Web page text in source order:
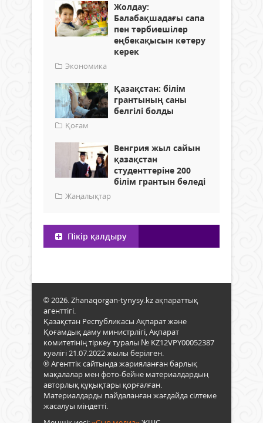
Жолдау:
Балабақшадағы сапа
пен тәрбиешілер
еңбекақысын көтеру
керек
Экономика
Қазақстан: білім
грантының саны
белгілі болды
Қоғам
Венгрия жыл сайын
қазақстан
студенттеріне 200
білім грантын бөледі
Жаңалықтар
Пікір қалдыру
© 2026. Zhanaqorgan-tynysy.kz ақпараттық
агенттігі.
Қазақстан Республикасы Ақпарат және
Қоғамдық даму министрлігі, Ақпарат
комитетінің тіркеу туралы № KZ12VPY00052387
куәлігі 21.07.2022 жылы берілген.
® Агенттік сайтында жарияланған барлық
мақалалар мен фото-бейне материалдардың
авторлық құқықтары қорғалған.
Материалдарды пайдаланған жағдайда сілтеме
жасалуы міндетті.